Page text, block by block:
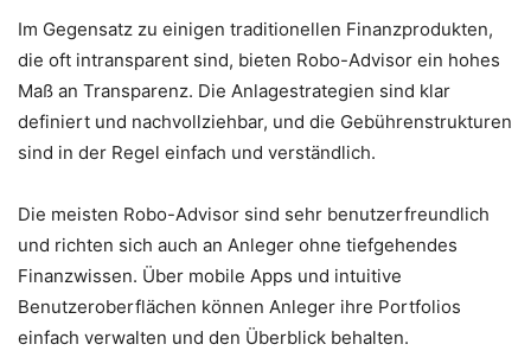
Im Gegensatz zu einigen traditionellen Finanzprodukten,
die oft intransparent sind, bieten Robo-Advisor ein hohes
Maß an Transparenz. Die Anlagestrategien sind klar
definiert und nachvollziehbar, und die Gebührenstrukturen
sind in der Regel einfach und verständlich.
Die meisten Robo-Advisor sind sehr benutzerfreundlich
und richten sich auch an Anleger ohne tiefgehendes
Finanzwissen. Über mobile Apps und intuitive
Benutzeroberflächen können Anleger ihre Portfolios
einfach verwalten und den Überblick behalten.